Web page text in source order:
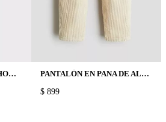
PANTALÓN DE CORTE HOLGADO EN SARGA PANTALÓN EN PANA DE ALGODÓN
PRICE:
$ 899